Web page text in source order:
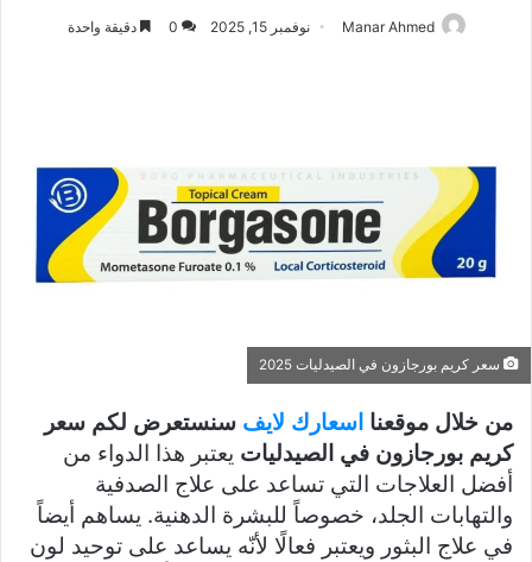
Manar Ahmed نوفمبر 15, 2025 0 دقيقة واحدة
سعر كريم بورجازون في الصيدليات 2025
من خلال موقعنا اسعارك لايف سنستعرض لكم سعر
كريم بورجازون في الصيدليات يعتبر هذا الدواء من
أفضل العلاجات التي تساعد على علاج الصدفية
والتهابات الجلد، خصوصاً للبشرة الدهنية. يساهم أيضاً
في علاج البثور ويعتبر فعالًا لأنّه يساعد على توحيد لون